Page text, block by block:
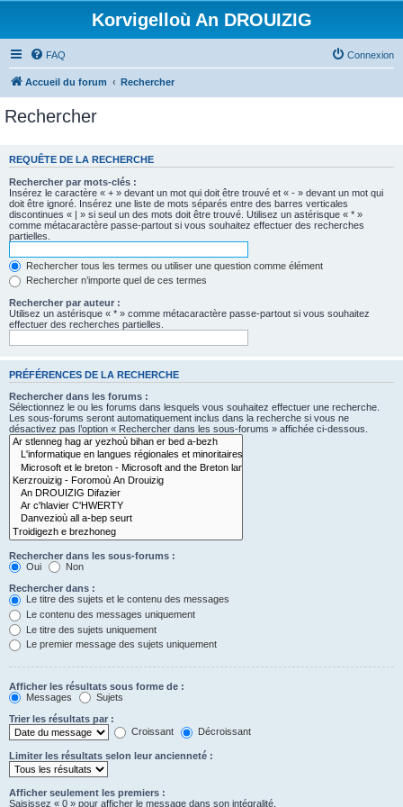
Korvigelloù An DROUIZIG
FAQ Connexion
Accueil du forum Rechercher
Rechercher
REQUÊTE DE LA RECHERCHE
Rechercher par mots-clés :
Insérez le caractère « + » devant un mot qui doit être trouvé et « - » devant un mot qui
doit être ignoré. Insérez une liste de mots séparés entre des barres verticales
discontinues « | » si seul un des mots doit être trouvé. Utilisez un astérisque « * »
comme métacaractère passe-partout si vous souhaitez effectuer des recherches
partielles.
Rechercher tous les termes ou utiliser une question comme élément
Rechercher n’importe quel de ces termes
Rechercher par auteur :
Utilisez un astérisque « * » comme métacaractère passe-partout si vous souhaitez
effectuer des recherches partielles.
PRÉFÉRENCES DE LA RECHERCHE
Rechercher dans les forums :
Sélectionnez le ou les forums dans lesquels vous souhaitez effectuer une recherche.
Les sous-forums seront automatiquement inclus dans la recherche si vous ne
désactivez pas l’option « Rechercher dans les sous-forums » affichée ci-dessous.
Rechercher dans les sous-forums :
Oui
Non
Rechercher dans :
Le titre des sujets et le contenu des messages
Le contenu des messages uniquement
Le titre des sujets uniquement
Le premier message des sujets uniquement
Afficher les résultats sous forme de :
Messages
Sujets
Trier les résultats par :
Croissant
Décroissant
Limiter les résultats selon leur ancienneté :
Afficher seulement les premiers :
Saisissez « 0 » pour afficher le message dans son intégralité.